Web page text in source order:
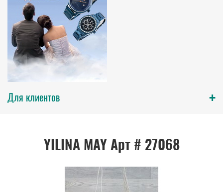
Для клиентов +
YILINA MAY Арт # 27068